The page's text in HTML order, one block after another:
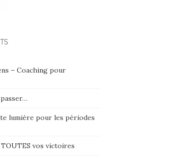
– Coaching pour
lumière pour les périodes
vos victoires